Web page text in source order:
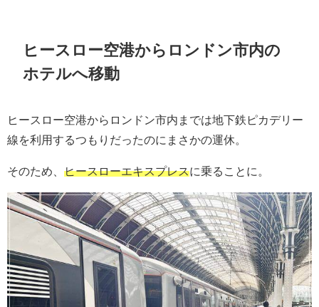
ヒースロー空港からロンドン市内の
ホテルへ移動
ヒースロー空港からロンドン市内までは地下鉄ピカデリー
線を利用するつもりだったのにまさかの運休。
そのため、 ヒースローエキスプレスに乗ることに。